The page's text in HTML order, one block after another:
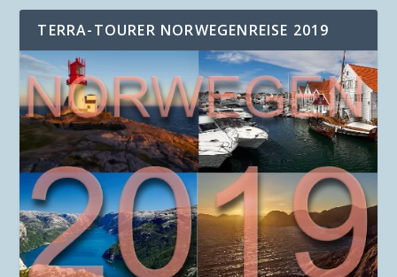
TERRA-TOURER NORWEGENREISE 2019